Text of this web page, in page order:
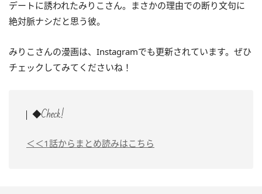
デートに誘われたみりこさん。まさかの理由での断り文句に
絶対脈ナシだと思う彼。
みりこさんの漫画は、Instagramでも更新されています。ぜひ
チェックしてみてくださいね！
◆Check!
＜＜1話からまとめ読みはこちら